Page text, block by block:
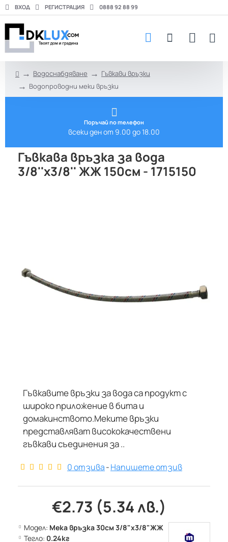
ВХОД РЕГИСТРАЦИЯ 0888 92 88 99
Водоснабдяване
Гъвкави връзки
Водопроводни меки връзки
Поръчай по телефон
всеки ден от 9.00 до 18.00
Гъвкава връзка за вода
3/8''х3/8'' ЖЖ 150см - 1715150
Гъвкавите връзки за вода са продукт с
широко приложение в бита и
домакинството.Меките връзки
представляват висококачествени
гъвкави съединения за ..
0 отзива-Напишете отзив
€2.73 (5.34 лв.)
Модел: Мека връзка 30см 3/8"х3/8"ЖЖ
Тегло: 0.24кг